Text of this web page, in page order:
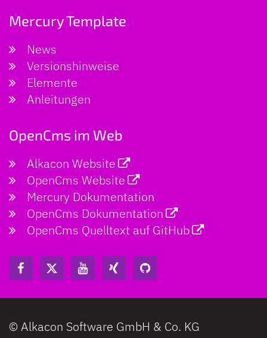
Mercury Template
News
Versionshinweise
Elemente
Anleitungen
OpenCms im Web
Alkacon Website
OpenCms Website
Mercury Dokumentation
OpenCms Dokumentation
OpenCms Quelltext auf GitHub
© Alkacon Software GmbH & Co. KG